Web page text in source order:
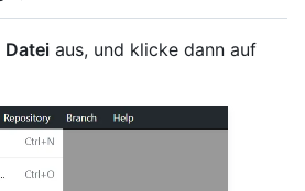
Datei aus, und klicke dann auf